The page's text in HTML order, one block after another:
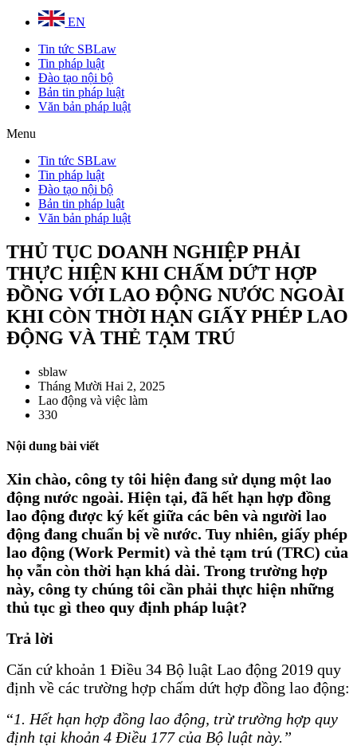
EN
Tin tức SBLaw
Tin pháp luật
Đào tạo nội bộ
Bản tin pháp luật
Văn bản pháp luật
Menu
Tin tức SBLaw
Tin pháp luật
Đào tạo nội bộ
Bản tin pháp luật
Văn bản pháp luật
THỦ TỤC DOANH NGHIỆP PHẢI
THỰC HIỆN KHI CHẤM DỨT HỢP
ĐỒNG VỚI LAO ĐỘNG NƯỚC NGOÀI
KHI CÒN THỜI HẠN GIẤY PHÉP LAO
ĐỘNG VÀ THẺ TẠM TRÚ
sblaw
Tháng Mười Hai 2, 2025
Lao động và việc làm
330
Nội dung bài viết
Xin chào, công ty tôi hiện đang sử dụng một lao
động nước ngoài. Hiện tại, đã hết hạn hợp đồng
lao động được ký kết giữa các bên và người lao
động đang chuẩn bị về nước. Tuy nhiên, giấy phép
lao động (Work Permit) và thẻ tạm trú (TRC) của
họ vẫn còn thời hạn khá dài. Trong trường hợp
này, công ty chúng tôi cần phải thực hiện những
thủ tục gì theo quy định pháp luật?
Trả lời
Căn cứ khoản 1 Điều 34 Bộ luật Lao động 2019 quy
định về các trường hợp chấm dứt hợp đồng lao động:
“1. Hết hạn hợp đồng lao động, trừ trường hợp quy
định tại khoản 4 Điều 177 của Bộ luật này.”